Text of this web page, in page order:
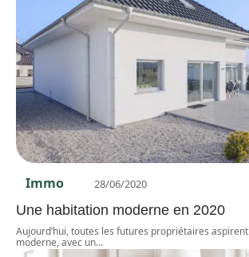
Immo 28/06/2020
Une habitation moderne en 2020
Aujourd’hui, toutes les futures propriétaires
moderne, avec un…